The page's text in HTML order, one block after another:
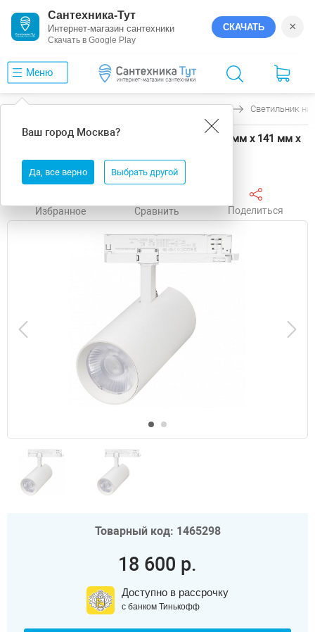
Сантехника-Тут
Интернет-магазин сантехники
Скачать в Google Play
СКАЧАТЬ ×
Меню
Ваш город Москва?
Да, все верно Выбрать другой
Светильник
Светильник на штанге Arlight GERA 58827 90 мм х 141 мм х
Избранное Сравнить Поделиться
Товарный код: 1465298
18 600 р.
Доступно в рассрочку
с банком Тинькофф